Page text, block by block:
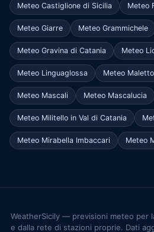
Meteo Castiglione di Sicilia Meteo
Meteo Giarre Meteo Grammichele
Meteo Gravina di Catania Meteo
Meteo Linguaglossa Meteo Maletto
Meteo Mascali Meteo Mascalucia
Meteo Militello in Val di Catania
Meteo Mirabella Imbaccari Meteo
WeatherSicily — previsioni meteo per
e dalla rete di stazioni proprie. Dati